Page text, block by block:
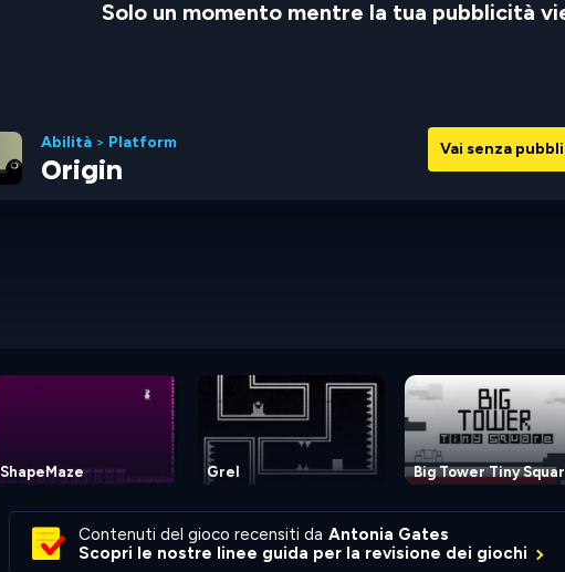
Solo un momento mentre la tua pubblicità
Vai senza
Abilità > Platform
Origin
ShapeMaze Grel Big Tower Tiny
Contenuti del gioco recensiti da Antonia Gates
Scopri le nostre linee guida per la revisione dei giochi